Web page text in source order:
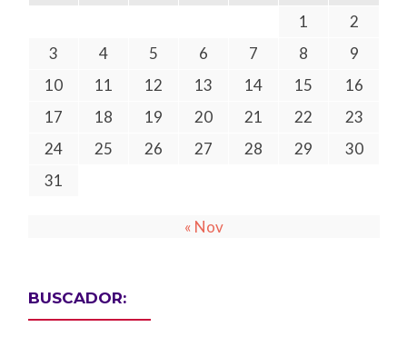
1
2
3
4 5 6 7 8
9
10
11 12 13 14 15
16
17
18 19 20 21 22
23
24
25 26 27 28 29
30
31
« Nov
BUSCADOR: